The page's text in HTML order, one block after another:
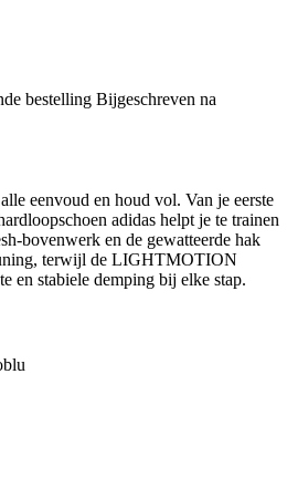
bestelling Bijgeschreven na
eenvoud en houd vol. Van je eerste
adidas helpt je te trainen
bovenwerk en de gewatteerde hak
terwijl de LIGHTMOTION
en stabiele demping bij elke stap.